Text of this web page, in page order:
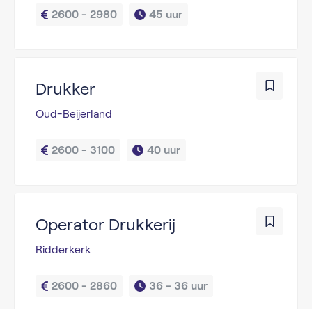
2600 - 2980 45 uur
Drukker
Oud-Beijerland
2600 - 3100 40 uur
Operator Drukkerij
Ridderkerk
2600 - 2860 36 - 36 uur